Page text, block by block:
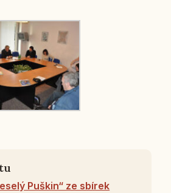
Puškin“ ze sbírek